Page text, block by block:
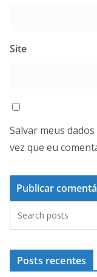
Site
Salvar meus
vez que eu
Posts recentes